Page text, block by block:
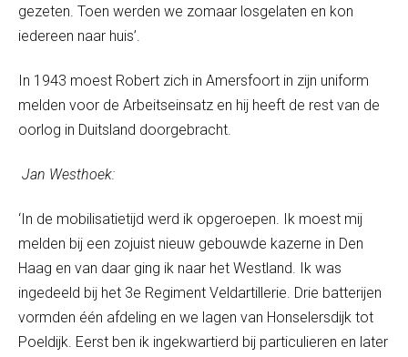
gezeten. Toen werden we zomaar losgelaten en kon
iedereen naar huis’.
In 1943 moest Robert zich in Amersfoort in zijn uniform
melden voor de Arbeitseinsatz en hij heeft de rest van de
oorlog in Duitsland doorgebracht.
Jan Westhoek:
‘In de mobilisatietijd werd ik opgeroepen. Ik moest mij
melden bij een zojuist nieuw gebouwde kazerne in Den
Haag en van daar ging ik naar het Westland. Ik was
ingedeeld bij het 3e Regiment Veldartillerie. Drie batterijen
vormden één afdeling en we lagen van Honselersdijk tot
Poeldijk. Eerst ben ik ingekwartierd bij particulieren en later